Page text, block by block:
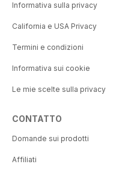
Informativa sulla privacy
California e USA Privacy
Termini e condizioni
Informativa sui cookie
Le mie scelte sulla privacy
CONTATTO
Domande sui prodotti
Affiliati